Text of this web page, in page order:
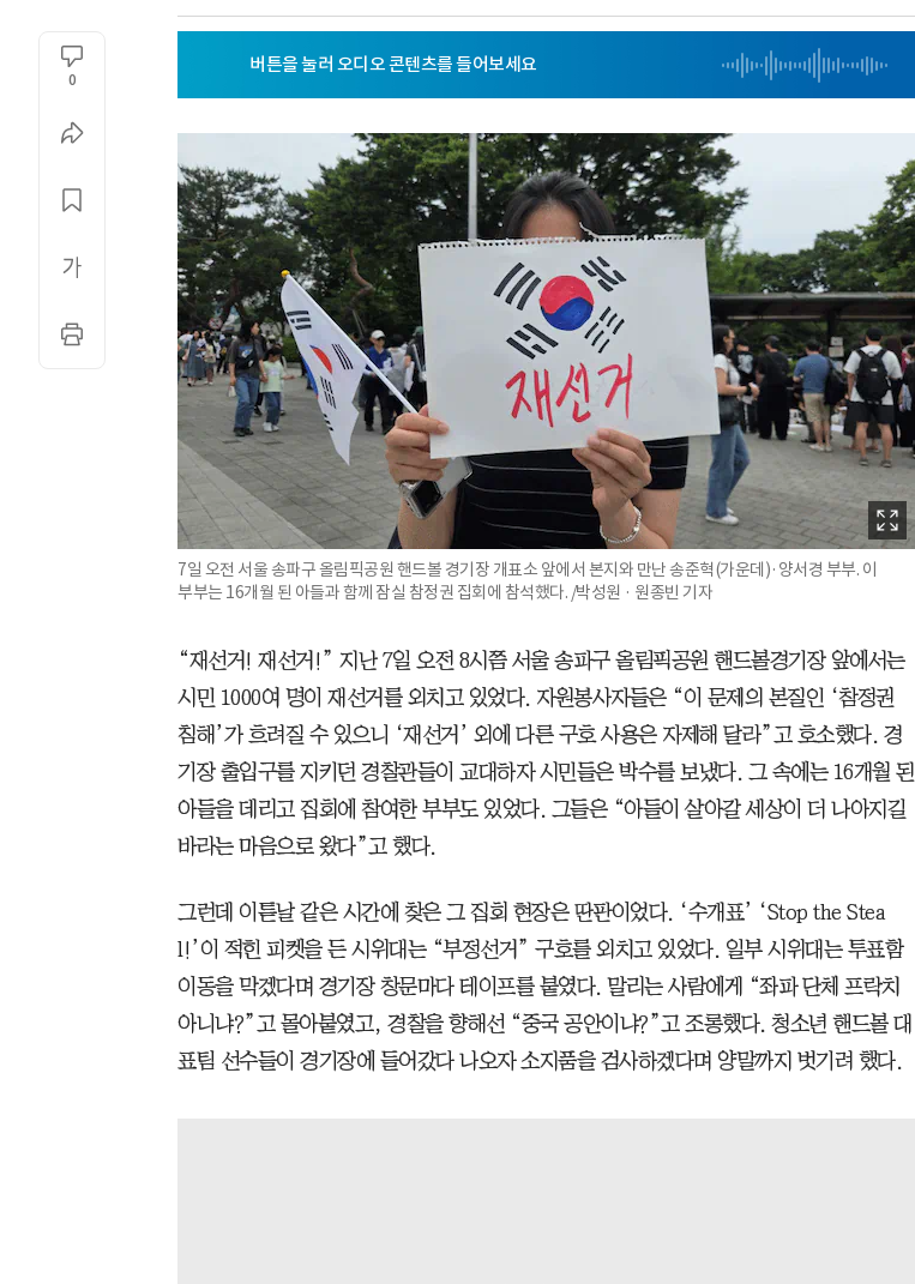
0
7일 오전 서울 송파구 올림픽공원 핸드볼 경기장 개표소 앞에서 본지와 만난 송준혁(가운데)·양서경 부부. 이
부부는 16개월 된 아들과 함께 잠실 참정권 집회에 참석했다. /박성원 · 원종빈 기자
“재선거! 재선거!” 지난 7일 오전 8시쯤 서울 송파구 올림픽공원 핸드볼경기장 앞에서는
시민 1000여 명이 재선거를 외치고 있었다. 자원봉사자들은 “이 문제의 본질인 ‘참정권
침해’가 흐려질 수 있으니 ‘재선거’ 외에 다른 구호 사용은 자제해 달라”고 호소했다. 경
기장 출입구를 지키던 경찰관들이 교대하자 시민들은 박수를 보냈다. 그 속에는 16개월 된
아들을 데리고 집회에 참여한 부부도 있었다. 그들은 “아들이 살아갈 세상이 더 나아지길
바라는 마음으로 왔다”고 했다.
그런데 이튿날 같은 시간에 찾은 그 집회 현장은 딴판이었다. ‘수개표’ ‘Stop the Stea
l!’이 적힌 피켓을 든 시위대는 “부정선거” 구호를 외치고 있었다. 일부 시위대는 투표함
이동을 막겠다며 경기장 창문마다 테이프를 붙였다. 말리는 사람에게 “좌파 단체 프락치
아니냐?”고 몰아붙였고, 경찰을 향해선 “중국 공안이냐?”고 조롱했다. 청소년 핸드볼 대
표팀 선수들이 경기장에 들어갔다 나오자 소지품을 검사하겠다며 양말까지 벗기려 했다.